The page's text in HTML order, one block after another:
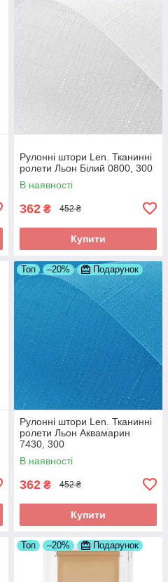
Рулонні штори Len. Тканинні
ролети Льон Білий 0800, 300
В наявності
362 ₴ 452 ₴
Купити
Топ –20% Подарунок
Рулонні штори Len. Тканинні
ролети Льон Аквамарин
7430, 300
В наявності
362 ₴ 452 ₴
Купити
Топ –20% Подарунок